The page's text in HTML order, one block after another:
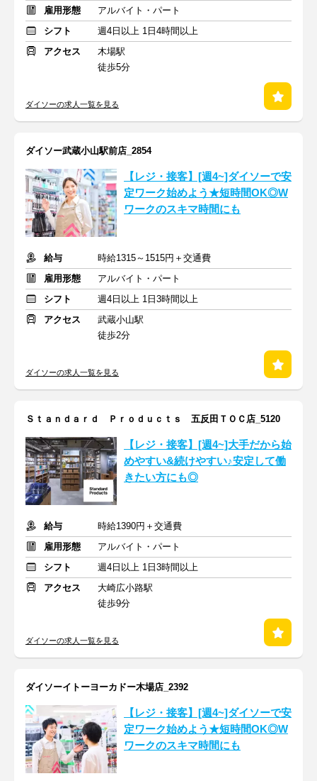
雇用形態
アルバイト・パート
シフト
週4日以上 1日4時間以上
アクセス
木場駅
徒歩5分
ダイソーの求人一覧を見る
ダイソー武蔵小山駅前店_2854
【レジ・接客】[週4~]ダイソーで安
定ワーク始めよう★短時間OK◎W
ワークのスキマ時間にも
給与
時給1315～1515円＋交通費
雇用形態
アルバイト・パート
シフト
週4日以上 1日3時間以上
アクセス
武蔵小山駅
徒歩2分
ダイソーの求人一覧を見る
Ｓｔａｎｄａｒｄ Ｐｒｏｄｕｃｔｓ 五反田ＴＯＣ店_5120
【レジ・接客】[週4~]大手だから始
めやすい&続けやすい♪安定して働
きたい方にも◎
給与
時給1390円＋交通費
雇用形態
アルバイト・パート
シフト
週4日以上 1日3時間以上
アクセス
大崎広小路駅
徒歩9分
ダイソーの求人一覧を見る
ダイソーイトーヨーカドー木場店_2392
【レジ・接客】[週4~]ダイソーで安
定ワーク始めよう★短時間OK◎W
ワークのスキマ時間にも